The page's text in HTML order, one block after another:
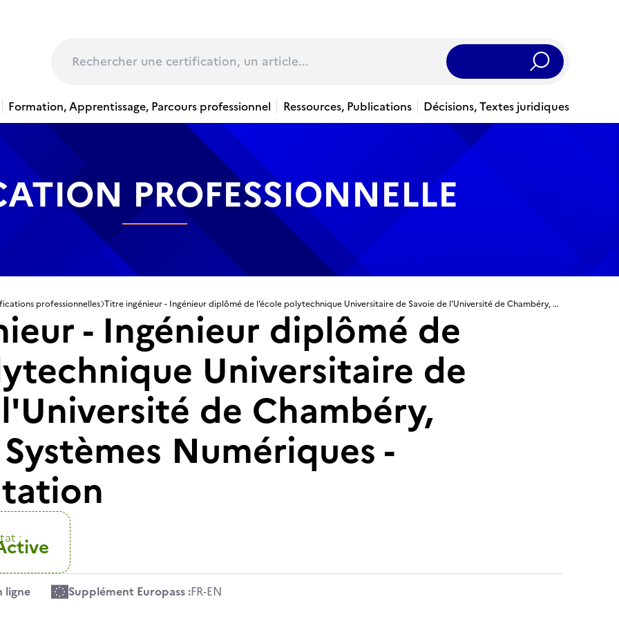
Rechercher
Formation, Apprentissage, Parcours professionnel Ressources, Publications Décisions, Textes juridiques
PROFESSIONNELLE
professionnelles Titre ingénieur - Ingénieur diplômé de l’école polytechnique Universitaire de Savoie de l'Université de Chambéry, Spécialité Systèmes Numériques - Instrumentation
- Ingénieur diplômé de
Universitaire de
de Chambéry,
Numériques -
:
ligne Supplément Europass :FR-EN